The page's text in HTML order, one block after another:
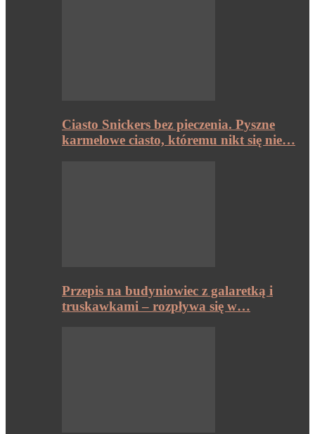
Ciasto Snickers bez pieczenia. Pyszne
karmelowe ciasto, któremu nikt się nie…
Przepis na budyniowiec z galaretką i
truskawkami – rozpływa się w…